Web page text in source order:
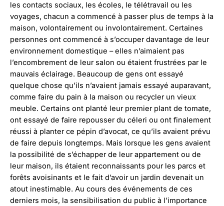
les contacts sociaux, les écoles, le télétravail ou les
voyages, chacun a commencé à passer plus de temps à la
maison, volontairement ou involontairement. Certaines
personnes ont commencé à s’occuper davantage de leur
environnement domestique – elles n’aimaient pas
l’encombrement de leur salon ou étaient frustrées par le
mauvais éclairage. Beaucoup de gens ont essayé
quelque chose qu’ils n’avaient jamais essayé auparavant,
comme faire du pain à la maison ou recycler un vieux
meuble. Certains ont planté leur premier plant de tomate,
ont essayé de faire repousser du céleri ou ont finalement
réussi à planter ce pépin d’avocat, ce qu’ils avaient prévu
de faire depuis longtemps. Mais lorsque les gens avaient
la possibilité de s’échapper de leur appartement ou de
leur maison, ils étaient reconnaissants pour les parcs et
forêts avoisinants et le fait d’avoir un jardin devenait un
atout inestimable. Au cours des événements de ces
derniers mois, la sensibilisation du public à l’importance